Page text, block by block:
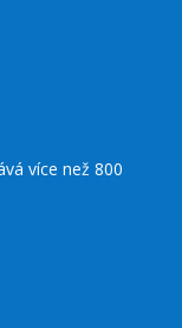
více než 800